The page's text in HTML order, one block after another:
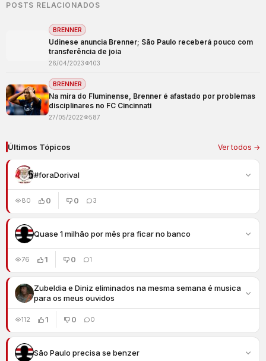
POSTS RELACIONADOS
BRENNER
Udinese anuncia Brenner; São Paulo receberá pouco com
transferência de joia
26/04/2023 103
BRENNER
Na mira do Fluminense, Brenner é afastado por problemas
disciplinares no FC Cincinnati
27/05/2022 587
Últimos Tópicos Ver todos →
#foraDorival
80 0 0 3
Quase 1 milhão por mês pra ficar no banco
76 1 0 1
Zubeldia e Diniz eliminados na mesma semana é musica
para os meus ouvidos
112 1 0 0
São Paulo precisa se benzer